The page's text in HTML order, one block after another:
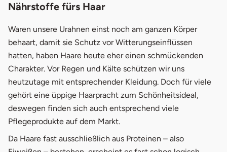
Nährstoffe fürs Haar
Waren unsere Urahnen einst noch am ganzen Körper
behaart, damit sie Schutz vor Witterungseinflüssen
hatten, haben Haare heute eher einen schmückenden
Charakter. Vor Regen und Kälte schützen wir uns
heutzutage mit entsprechender Kleidung. Doch für viele
gehört eine üppige Haarpracht zum Schönheitsideal,
deswegen finden sich auch entsprechend viele
Pflegeprodukte auf dem Markt.
Da Haare fast ausschließlich aus Proteinen – also